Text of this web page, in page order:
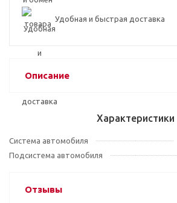
Удобная и быстрая доставка
Описание
Характеристики
Система автомобиля
Подсистема автомобиля
Отзывы